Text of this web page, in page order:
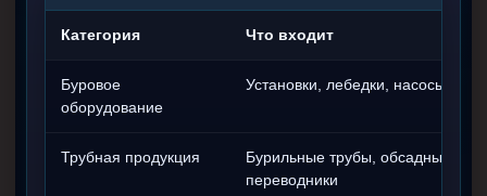
Буровые установки
приготовления и очистки бурового раствора
Технологическая оснастка обсадных колонн
Патрубки цементировочные ПЦ
Категория Что входит
Буровое
оборудование
Установки, лебедки, насосы,
Трубная продукция
Бурильные трубы, обсадные
переводники